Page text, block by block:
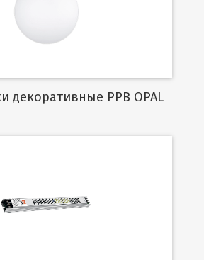
декоративные PPB OPAL
Подробнее